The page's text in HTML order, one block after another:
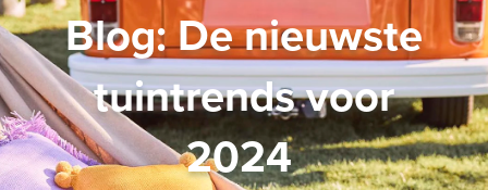
Blog: De nieuwste
tuintrends voor
2024